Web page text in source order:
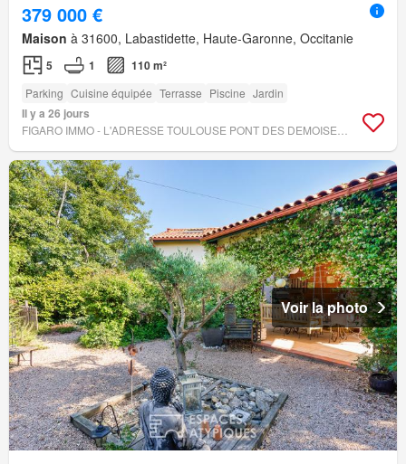
379 000 €
Maison à 31600, Labastidette, Haute-Garonne, Occitanie
5 1 110 m²
Parking Cuisine équipée Terrasse Piscine Jardin
Il y a 26 jours
Voir la photo